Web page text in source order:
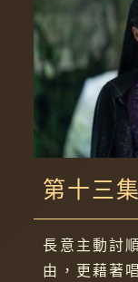
第十三集
長意主動討
由，更藉著